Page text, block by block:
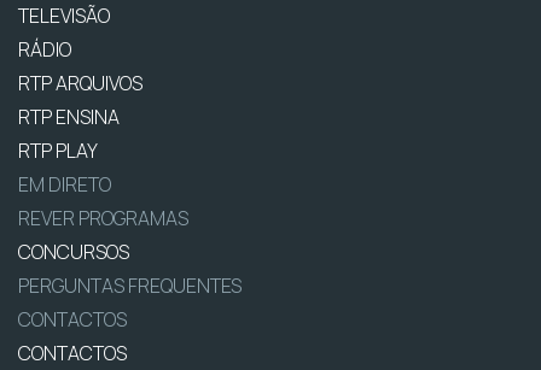
TELEVISÃO
RÁDIO
RTP ARQUIVOS
RTP ENSINA
RTP PLAY
EM DIRETO
REVER PROGRAMAS
CONCURSOS
PERGUNTAS FREQUENTES
CONTACTOS
CONTACTOS